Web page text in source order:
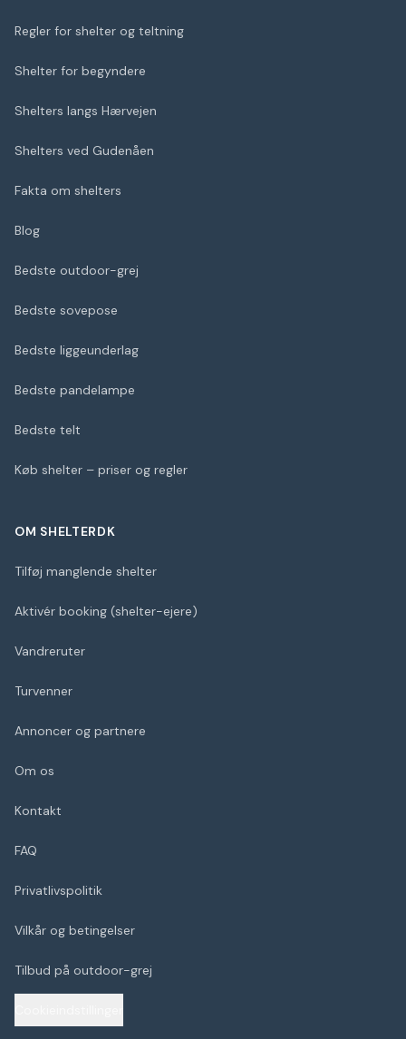
Regler for shelter og teltning
Shelter for begyndere
Shelters langs Hærvejen
Shelters ved Gudenåen
Fakta om shelters
Blog
Bedste outdoor-grej
Bedste sovepose
Bedste liggeunderlag
Bedste pandelampe
Bedste telt
Køb shelter – priser og regler
OM SHELTERDK
Tilføj manglende shelter
Aktivér booking (shelter-ejere)
Vandreruter
Turvenner
Annoncer og partnere
Om os
Kontakt
FAQ
Privatlivspolitik
Vilkår og betingelser
Tilbud på outdoor-grej